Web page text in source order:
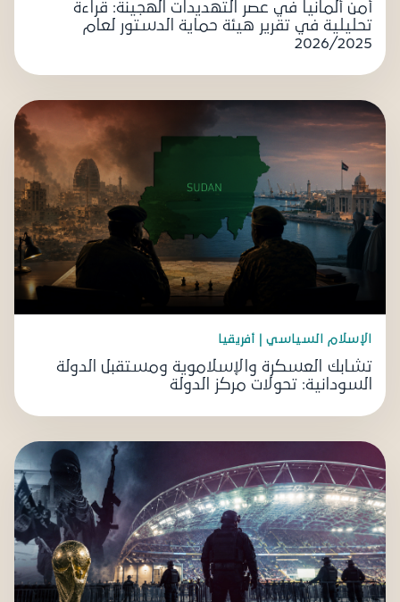
أمن ألمانيا في عصر التهديدات الهجينة: قراءة
تحليلية في تقرير هيئة حماية الدستور لعام
2026/2025
الإسلام السياسي | أفريقيا
تشابك العسكرة والإسلاموية ومستقبل الدولة
السودانية: تحولات مركز الدولة